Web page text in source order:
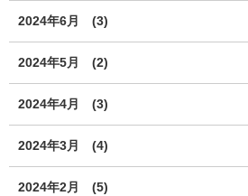
2024年6月 (3)
2024年5月 (2)
2024年4月 (3)
2024年3月 (4)
2024年2月 (5)